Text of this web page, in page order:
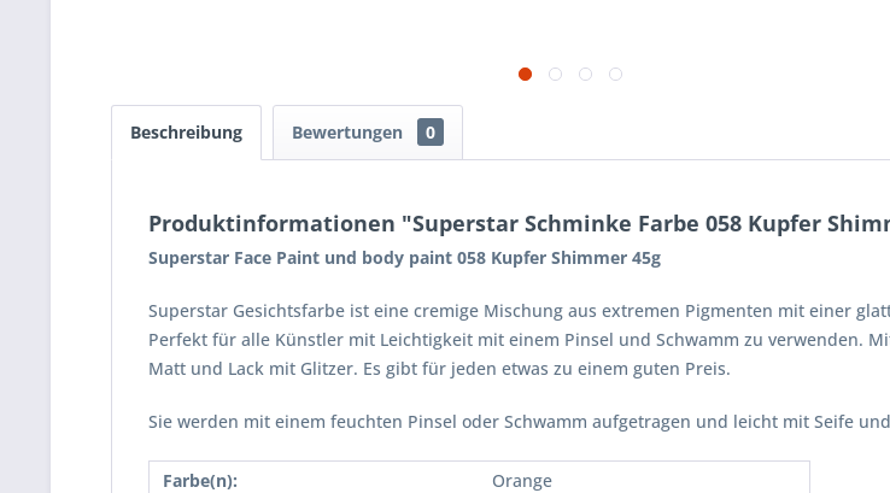
Beschreibung Bewertungen 0
Produktinformationen "Superstar Schminke Farbe 058 Kupfer
Superstar Face Paint und body paint 058 Kupfer Shimmer 45g
Superstar Gesichtsfarbe ist eine cremige Mischung aus extremen Pigmenten mit einer
Perfekt für alle Künstler mit Leichtigkeit mit einem Pinsel und Schwamm zu verwenden.
Matt und Lack mit Glitzer. Es gibt für jeden etwas zu einem guten Preis.
Sie werden mit einem feuchten Pinsel oder Schwamm aufgetragen und leicht mit Seife
Farbe(n):
Orange